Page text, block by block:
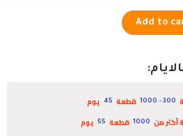
Add to
300 - 1000 قطعة 45
يوم
أكثر من
1000 قطعة 55 يوم